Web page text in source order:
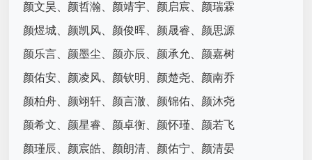
颜文昊、颜哲瀚、颜靖宇、颜启宸、颜瑞霖
颜煜城、颜凯风、颜俊晖、颜晟睿、颜思源
颜乐言、颜墨尘、颜亦辰、颜承允、颜嘉树
颜佑安、颜凌风、颜钦明、颜楚尧、颜南乔
颜柏舟、颜翊轩、颜言澈、颜锦佑、颜沐尧
颜希文、颜星睿、颜卓衡、颜怀瑾、颜若飞
颜瑾辰、颜宸皓、颜朗清、颜佑宁、颜清晏